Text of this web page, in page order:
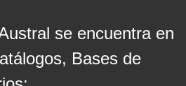
se encuentra en
Bases de